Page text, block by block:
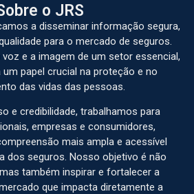
o JRS
a disseminar informação segura,
para o mercado de seguros.
e a imagem de um setor essencial,
um papel crucial na proteção e no
das vidas das pessoas.
e credibilidade, trabalhamos para
empresas e consumidores,
mais ampla e acessível
dos seguros. Nosso objetivo é não
também inspirar e fortalecer a
que impacta diretamente a